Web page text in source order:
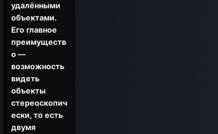
удалёнными
объектами.
Его главное
преимуществ
о —
возможность
видеть
объекты
стереоскопич
ески, то есть
двумя